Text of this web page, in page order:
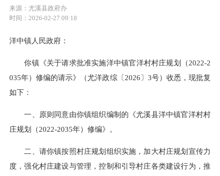
来源：尤溪县政府办
时间：2026-02-27 09:18
洋中镇人民政府：
你镇《关于请求批准实施洋中镇官洋村村庄规划（2022-2
035年）修编的请示》（尤洋政综〔2026〕3号）收悉，现批复
如下：
一、原则同意由你镇组织编制的《尤溪县洋中镇官洋村村
庄规划（2022-2035年）修编》。
二、请你镇按照村庄规划组织实施，加大村庄规划宣传力
度，强化村庄建设与管理，控制和引导村庄各类建设行为，推